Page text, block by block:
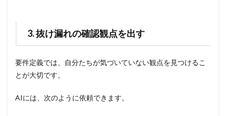
3. 抜け漏れの確認観点を出す
要件定義では、自分たちが気づいていない観点を見つけるこ
とが大切です。
AIには、次のように依頼できます。